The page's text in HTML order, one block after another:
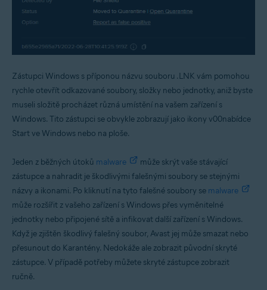
Zástupci Windows s příponou názvu souboru .LNK vám pomohou
rychle otevřít odkazované soubory, složky nebo jednotky, aniž byste
museli složitě procházet různá umístění na vašem zařízení s
Windows. Tito zástupci se obvykle zobrazují jako ikony v00nabídce
Start ve Windows nebo na ploše.
Jeden z běžných útoků malware
může skrýt vaše stávající
zástupce a nahradit je škodlivými falešnými soubory se stejnými
názvy a ikonami. Po kliknutí na tyto falešné soubory se malware
může rozšířit z vašeho zařízení s Windows přes vyměnitelné
jednotky nebo připojené sítě a infikovat další zařízení s Windows.
Když je zjištěn škodlivý falešný soubor, Avast jej může smazat nebo
přesunout do Karantény. Nedokáže ale zobrazit původní skryté
zástupce. V případě potřeby můžete skryté zástupce zobrazit
ručně.